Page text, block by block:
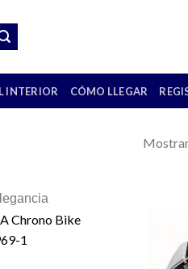
INTERIOR CÓMO LLEGAR